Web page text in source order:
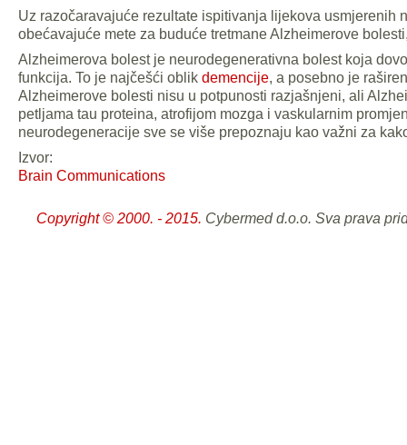
Uz razočaravajuće rezultate ispitivanja lijekova usmjerenih
obećavajuće mete za buduće tretmane Alzheimerove
Alzheimerova bolest je neurodegenerativna bolest koja
funkcija. To je najčešći oblik demencije, a posebno je
Alzheimerove bolesti nisu u potpunosti razjašnjeni, ali
petljama tau proteina, atrofijom mozga i vaskularnim
neurodegeneracije sve se više prepoznaju kao važni za
Izvor:
Brain Communications
Copyright © 2000. - 2015. Cybermed d.o.o. Sva prava